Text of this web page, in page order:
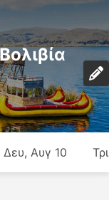
Δευ, Αυγ 10